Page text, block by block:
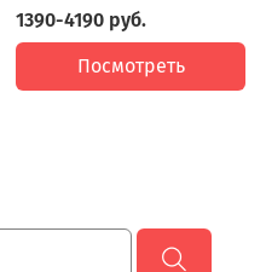
1390-4190 руб.
Посмотреть